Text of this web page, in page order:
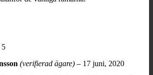
5
(verifierad ägare) – 17 juni, 2020